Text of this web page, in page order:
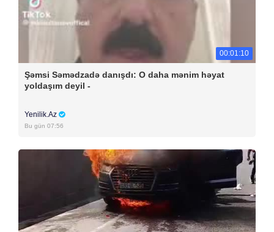
00:01:10
Şəmsi Səmədzadə danışdı: O daha mənim həyat
yoldaşım deyil -
Yenilik.Az
Bu gün 07:56